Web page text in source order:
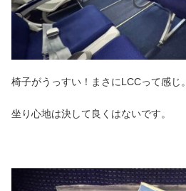
椅子がうっすい！まさにLCCって感じ。
坐り心地は決して良くはないです。